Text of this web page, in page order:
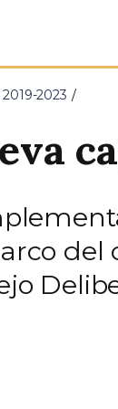
2023
del